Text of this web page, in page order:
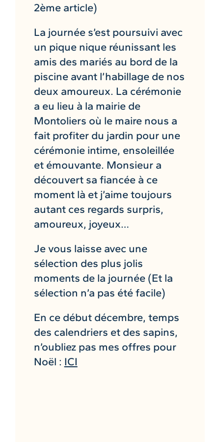
2ème article)
La journée s’est poursuivi avec
un pique nique réunissant les
amis des mariés au bord de la
piscine avant l’habillage de nos
deux amoureux. La cérémonie
a eu lieu à la mairie de
Montoliers où le maire nous a
fait profiter du jardin pour une
cérémonie intime, ensoleillée
et émouvante. Monsieur a
découvert sa fiancée à ce
moment là et j’aime toujours
autant ces regards surpris,
amoureux, joyeux…
Je vous laisse avec une
sélection des plus jolis
moments de la journée (Et la
sélection n’a pas été facile)
En ce début décembre, temps
des calendriers et des sapins,
n’oubliez pas mes offres pour
Noël : ICI